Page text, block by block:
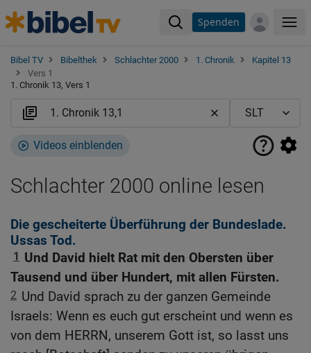
Spenden
Bibel TV Bibelthek Schlachter 2000 1. Chronik
Kapitel 13
Vers 1
1. Chronik 13, Vers 1
Videos einblenden
Schlachter 2000 online lesen
Die gescheiterte Überführung der Bundeslade.
Ussas Tod.
1
Und David hielt Rat mit den Obersten über
Tausend und über Hundert, mit allen Fürsten.
2 Und David sprach zu der ganzen Gemeinde
Israels: Wenn es euch gut erscheint und wenn es
von dem HERRN, unserem Gott ist, so lasst uns